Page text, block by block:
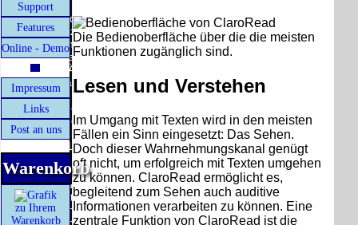
Die Bedienoberfläche über die die meisten
Funktionen zugänglich sind.
Lesen und Verstehen
Im Umgang mit Texten wird in den meisten
Fällen ein Sinn eingesetzt: Das Sehen.
Doch dieser Wahrnehmungskanal genügt
oft nicht, um erfolgreich mit Texten umgehen
zu können. ClaroRead ermöglicht es,
begleitend zum Sehen auch auditive
Informationen verarbeiten zu können. Eine
zentrale Funktion von ClaroRead ist die
Support
Features
Online - Demo
Impressum
Links
Post an uns
Warenkorb
zu Ihrem
Warenkorb
Die in diesem Dokument genannten
Warenzeichen sind Eigentum der jeweiligen
Firmen. Preisänderungen, Irrtümer und
technische Änderungen vorbehalten.
letzte Änderung: 21. Februar 2026 fluSoft
Spezial Computer Technik,
Mit einem Urteil vom 12.05.1998 - 312 O 85/98 -
Haftung für Links hat das Landgericht Hamburg
entschieden, dass man durch die Anbringung
eines Links, die Inhalte der gelinkten Seite ggf.
mit zu verantworten hat. Dieses kann nur
dadurch verhindert werden, dass man sich
ausdrücklich von diesen Inhalten distanziert.
Hiermit distanzieren wir uns ausdrücklich von
allen Inhalten, aller gelinkten Seiten auf unserer